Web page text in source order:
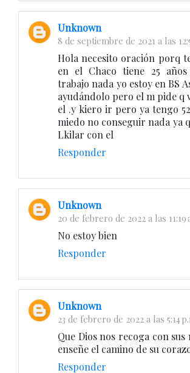
Unknown
8 de septiembre de 2021 a las
Hola necesito oración porq
en el Chaco tiene 25
trabajo nada yo estoy en BS
ayudándolo pero el m pide q
el .y kiero ir pero ya tengo
miedo no conseguir nada ya
Lkilar con el
Responder
Unknown
20 de febrero de 2022 a las 11:19
No estoy bien
Responder
Unknown
23 de febrero de 2022 a las 5:14
Que Dios nos recoga con sus
enseñe el camino de su
Responder